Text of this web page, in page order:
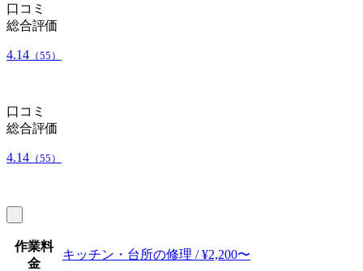
口コミ
総合評価
4.14 （55）
口コミ
総合評価
4.14 （55）
作業料
金
キッチン・台所の修理 / ¥2,200〜